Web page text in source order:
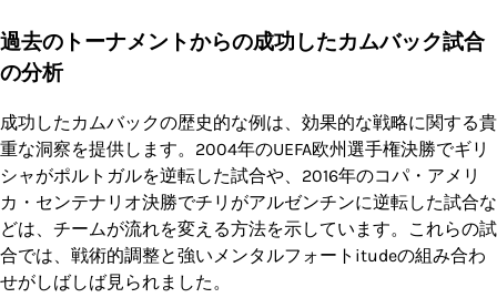
過去のトーナメントからの成功したカムバック試合
の分析
成功したカムバックの歴史的な例は、効果的な戦略に関する貴
重な洞察を提供します。2004年のUEFA欧州選手権決勝でギリ
シャがポルトガルを逆転した試合や、2016年のコパ・アメリ
カ・センテナリオ決勝でチリがアルゼンチンに逆転した試合な
どは、チームが流れを変える方法を示しています。これらの試
合では、戦術的調整と強いメンタルフォートitudeの組み合わ
せがしばしば見られました。